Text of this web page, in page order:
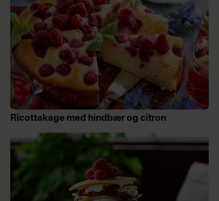
Ricottakage med hindbær og citron